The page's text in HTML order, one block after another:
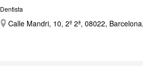
Dentista
Calle Mandri, 10, 2º 2ª, 08022,